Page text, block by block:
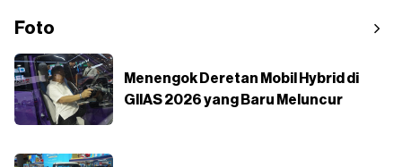
Foto
Menengok Deretan Mobil Hybrid di
GIIAS 2026 yang Baru Meluncur